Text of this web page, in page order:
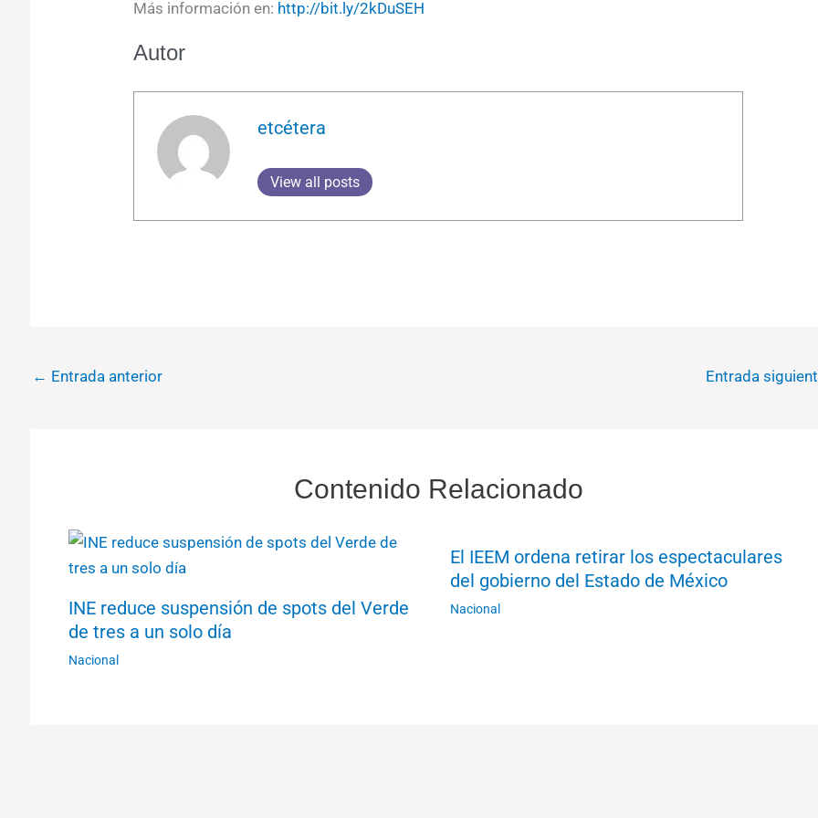
Más información en: http://bit.ly/2kDuSEH
Autor
etcétera
View all posts
← Entrada anterior Entrada
Contenido Relacionado
INE reduce suspensión de spots del Verde
de tres a un solo día
Nacional
El IEEM ordena retirar los espectaculares
del gobierno del Estado de México
Nacional